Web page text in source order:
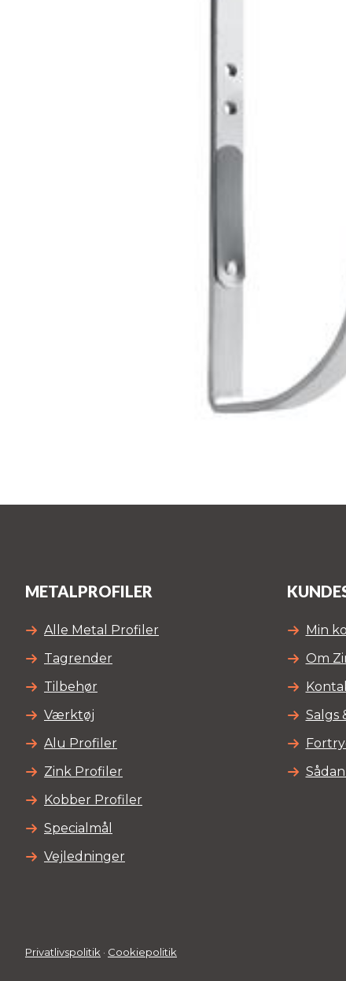
METALPROFILER
Alle Metal Profiler
Tagrender
Tilbehør
Værktøj
Alu Profiler
Zink Profiler
Kobber Profiler
Specialmål
Vejledninger
Min
Om
Salgs
Privatlivspolitik · Cookiepolitik